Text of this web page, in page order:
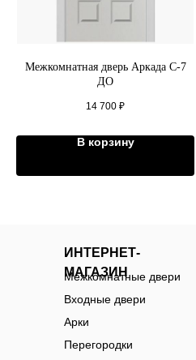
Межкомнатная дверь Аркада C-7
ДО
14 700 ₽
В корзину
ИНТЕРНЕТ-
МАГАЗИН
Межкомнатные двери
Входные двери
Арки
Перегородки